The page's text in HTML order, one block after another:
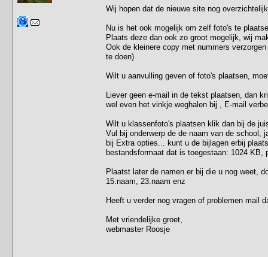
Wij hopen dat de nieuwe site nog
Nu is het ook mogelijk om zelf foto's te
Plaats deze dan ook zo groot mogelijk, wij
Ook de kleinere copy met nummers
te doen)
Wilt u aanvulling geven of foto's plaatsen,
Liever geen e-mail in de tekst plaatsen, dan
wel even het vinkje weghalen bij , E-mail
Wilt u klassenfoto's plaatsen klik dan bij de
Vul bij onderwerp de de naam van de school,
bij Extra opties... kunt u de bijlagen erbij
bestandsformaat dat is toegestaan: 1024 KB,
Plaatst later de namen er bij die u nog weet,
15.naam, 23.naam enz
Heeft u verder nog vragen of problemen mail
Met vriendelijke groet,
webmaster Roosje